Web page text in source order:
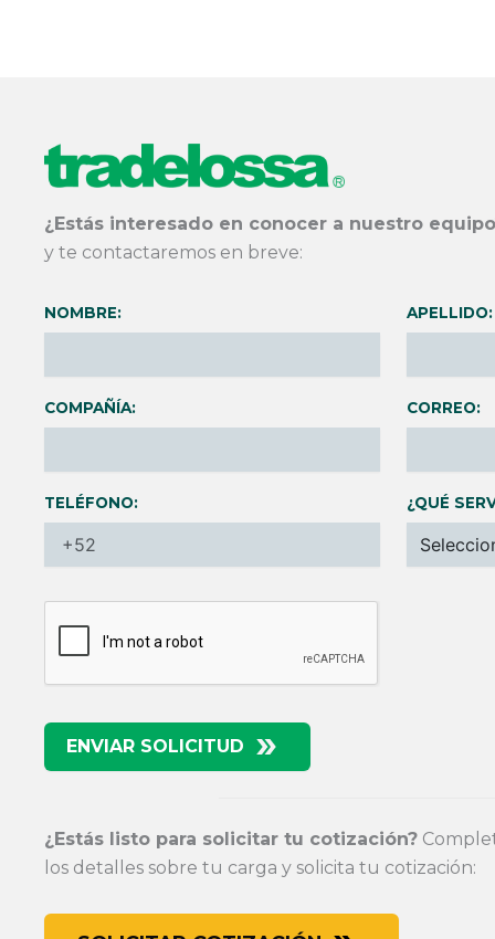
¿Estás interesado en conocer a nuestro
y te contactaremos en breve:
NOMBRE: APELLIDO:
COMPAÑÍA: CORREO:
TELÉFONO: ¿QUÉ
ENVIAR SOLICITUD
¿Estás listo para solicitar tu cotización?
los detalles sobre tu carga y solicita tu cotización: